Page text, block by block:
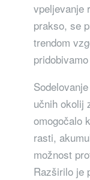
vpeljevanje
prakso, se
trendom
učnih okolij
omogočalo
rasti,
možnost
Razširilo je